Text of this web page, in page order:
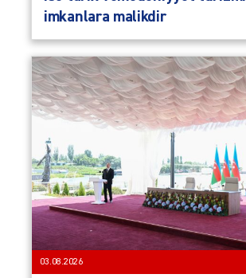
imkanlara malikdir
03.08.2026